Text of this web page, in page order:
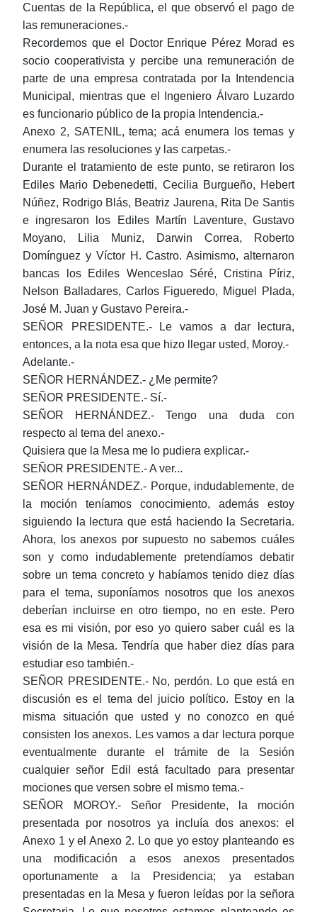
Cuentas de la República, el que observó el pago de
las remuneraciones.-
Recordemos que el Doctor Enrique Pérez Morad es
socio cooperativista y percibe una remuneración de
parte de una empresa contratada por la Intendencia
Municipal, mientras que el Ingeniero Álvaro Luzardo
es funcionario público de la propia Intendencia.-
Anexo 2, SATENIL, tema; acá enumera los temas y
enumera las resoluciones y las carpetas.-
Durante el tratamiento de este punto, se retiraron los
Ediles Mario Debenedetti, Cecilia Burgueño, Hebert
Núñez, Rodrigo Blás, Beatriz Jaurena, Rita De Santis
e ingresaron los Ediles Martín Laventure, Gustavo
Moyano, Lilia Muniz, Darwin Correa, Roberto
Domínguez y Víctor H. Castro. Asimismo, alternaron
bancas los Ediles Wenceslao Séré, Cristina Píriz,
Nelson Balladares, Carlos Figueredo, Miguel Plada,
José M. Juan y Gustavo Pereira.-
SEÑOR PRESIDENTE.- Le vamos a dar lectura,
entonces, a la nota esa que hizo llegar usted, Moroy.-
Adelante.-
SEÑOR HERNÁNDEZ.- ¿Me permite?
SEÑOR PRESIDENTE.- Sí.-
SEÑOR HERNÁNDEZ.- Tengo una duda con
respecto al tema del anexo.-
Quisiera que la Mesa me lo pudiera explicar.-
SEÑOR PRESIDENTE.- A ver...
SEÑOR HERNÁNDEZ.- Porque, indudablemente, de
la moción teníamos conocimiento, además estoy
siguiendo la lectura que está haciendo la Secretaria.
Ahora, los anexos por supuesto no sabemos cuáles
son y como indudablemente pretendíamos debatir
sobre un tema concreto y habíamos tenido diez días
para el tema, suponíamos nosotros que los anexos
deberían incluirse en otro tiempo, no en este. Pero
esa es mi visión, por eso yo quiero saber cuál es la
visión de la Mesa. Tendría que haber diez días para
estudiar eso también.-
SEÑOR PRESIDENTE.- No, perdón. Lo que está en
discusión es el tema del juicio político. Estoy en la
misma situación que usted y no conozco en qué
consisten los anexos. Les vamos a dar lectura porque
eventualmente durante el trámite de la Sesión
cualquier señor Edil está facultado para presentar
mociones que versen sobre el mismo tema.-
SEÑOR MOROY.- Señor Presidente, la moción
presentada por nosotros ya incluía dos anexos: el
Anexo 1 y el Anexo 2. Lo que yo estoy planteando es
una modificación a esos anexos presentados
oportunamente a la Presidencia; ya estaban
presentadas en la Mesa y fueron leídas por la señora